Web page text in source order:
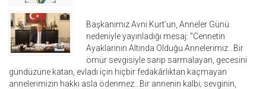
Başkanımız Avni Kurt’un, Anneler Günü
nedeniyle yayınladığı mesaj: "Cennetin
Ayaklarının Altında Olduğu Annelerimiz…Bir
ömür sevgisiyle sarıp sarmalayan, gecesini
gündüzüne katan, evladı için hiçbir fedakârlıktan kaçmayan
annelerimizin hakkı asla ödenmez…Bir annenin kalbi; sevginin,